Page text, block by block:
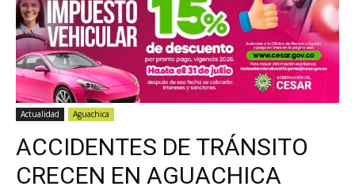
Actualidad Aguachica
ACCIDENTES DE TRÁNSITO
CRECEN EN AGUACHICA